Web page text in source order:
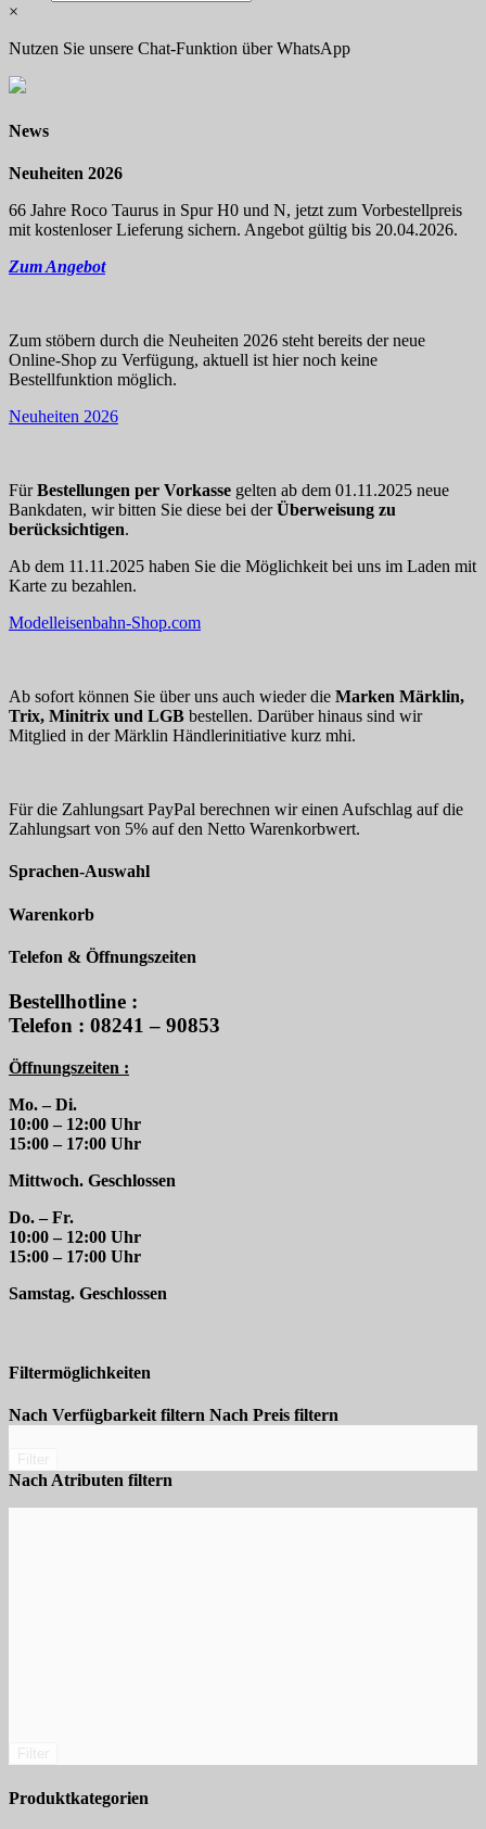
×
Nutzen Sie unsere Chat-Funktion über WhatsApp
News
Neuheiten 2026
66 Jahre Roco Taurus in Spur H0 und N, jetzt zum Vorbestellpreis
mit kostenloser Lieferung sichern. Angebot gültig bis 20.04.2026.
Zum Angebot
Zum stöbern durch die Neuheiten 2026 steht bereits der neue
Online-Shop zu Verfügung, aktuell ist hier noch keine
Bestellfunktion möglich.
Neuheiten 2026
FürBestellungen per Vorkasse gelten ab dem 01.11.2025 neue
Bankdaten, wir bitten Sie diese bei derÜberweisung zu
berücksichtigen.
Ab dem 11.11.2025 haben Sie die Möglichkeit bei uns im Laden mit
Karte zu bezahlen.
Modelleisenbahn-Shop.com
Ab sofort können Sie über uns auch wieder die Marken Märklin,
Trix, Minitrix und LGB bestellen. Darüber hinaus sind wir
Mitglied in der Märklin Händlerinitiative kurz mhi.
Für die Zahlungsart PayPal berechnen wir einen Aufschlag auf die
Zahlungsart von 5% auf den Netto Warenkorbwert.
Sprachen-Auswahl
Warenkorb
Telefon & Öffnungszeiten
Bestellhotline :
Telefon : 08241 – 90853
Öffnungszeiten :
Mo. – Di.
10:00 – 12:00 Uhr
15:00 – 17:00 Uhr
Mittwoch. Geschlossen
Do. – Fr.
10:00 – 12:00 Uhr
15:00 – 17:00 Uhr
Samstag. Geschlossen
Filtermöglichkeiten
Nach Verfügbarkeit filtern Nach Preis filtern
Nach Atributen filtern
Produktkategorien